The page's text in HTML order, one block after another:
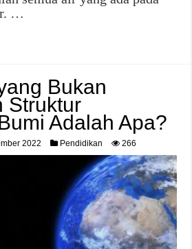
…
Bukan
Struktur
Adalah Apa?
2022 Pendidikan 266